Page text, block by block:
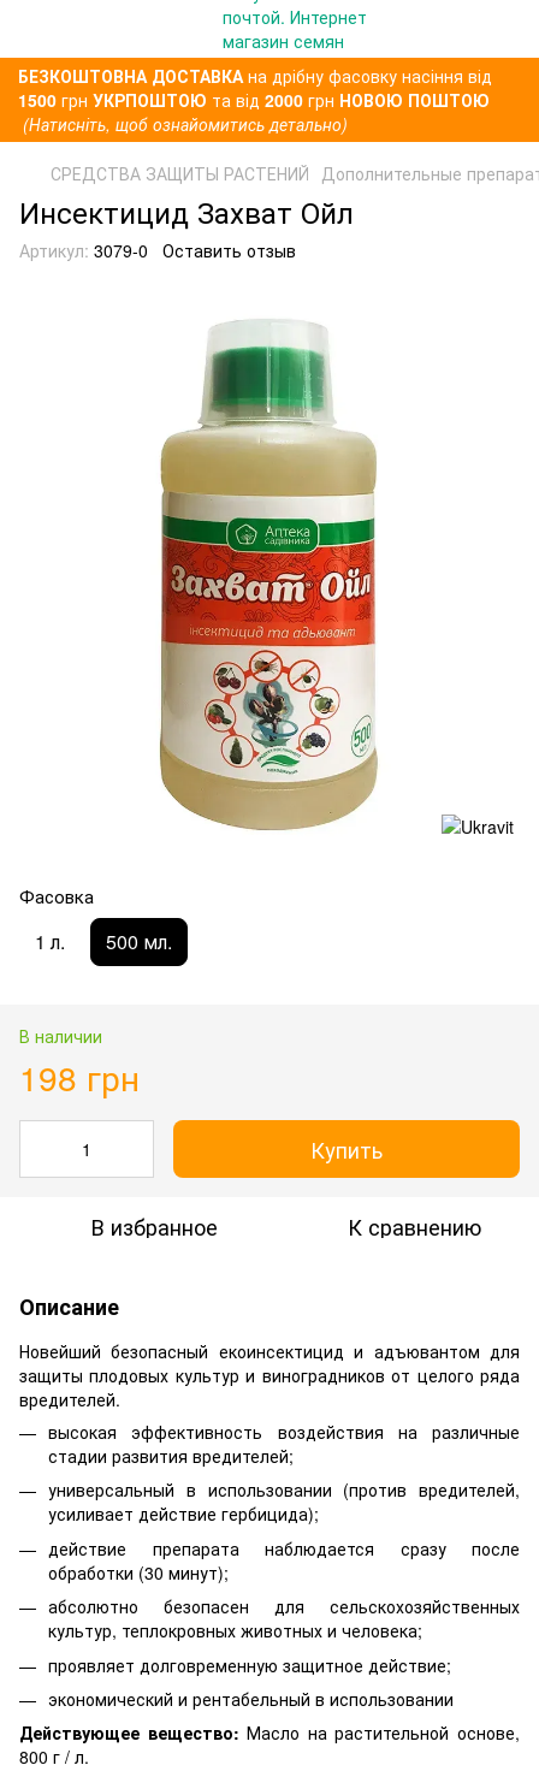
БЕЗКОШТОВНА ДОСТАВКАна дрібну фасовку насіння від
1500 грн УКРПОШТОЮ та від 2000 грн НОВОЮ ПОШТОЮ
(Натисніть, щоб ознайомитись детально)
СРЕДСТВА ЗАЩИТЫ РАСТЕНИЙ Дополнительные
Инсектицид Захват Ойл
Артикул: 3079-0 Оставить отзыв
Фасовка
1 л. 500 мл.
В наличии
198 грн
Купить
В избранное К сравнению
Описание
Новейший безопасный екоинсектицид и адъювантом для
защиты плодовых культур и виноградников от целого ряда
вредителей.
высокая эффективность воздействия на различные
стадии развития вредителей;
универсальный в использовании (против вредителей,
усиливает действие гербицида);
действие препарата наблюдается сразу после
обработки (30 минут);
абсолютно безопасен для сельскохозяйственных
культур, теплокровных животных и человека;
проявляет долговременную защитное действие;
экономический и рентабельный в использовании
Действующее вещество:Масло на растительной основе,
800 г / л.